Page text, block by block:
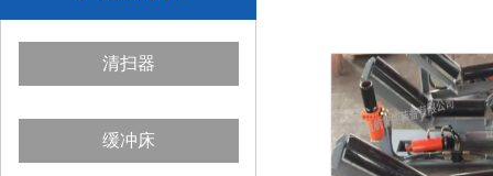
清扫器
缓冲床